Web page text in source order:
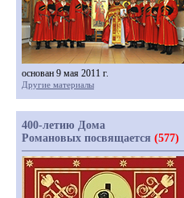
основан 9 мая 2011 г.
Другие материалы
400-летию Дома
Романовых посвящается (577)